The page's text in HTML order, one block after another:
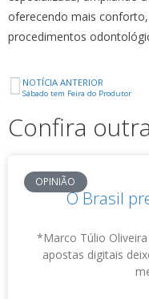
oferecendo mais
procedimentos
NOTÍCIA ANTERIOR
Sábado tem Feira do Produtor
Confira
OPINIÃO
O Brasil
*Marco Túlio
apostas digitais